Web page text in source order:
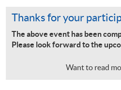
Thanks for your
The above event has been
Please look forward to the
Want to read